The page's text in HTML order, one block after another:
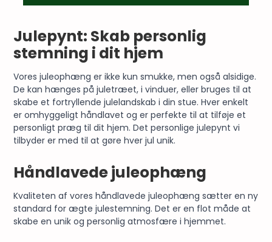
Julepynt: Skab personlig
stemning i dit hjem
Vores juleophæng er ikke kun smukke, men også alsidige.
De kan hænges på juletræet, i vinduer, eller bruges til at
skabe et fortryllende julelandskab i din stue. Hver enkelt
er omhyggeligt håndlavet og er perfekte til at tilføje et
personligt præg til dit hjem. Det personlige julepynt vi
tilbyder er med til at gøre hverjulunik.
Håndlavede juleophæng
Kvaliteten af vores håndlavede juleophæng sætter en ny
standard for ægte julestemning. Det er en flot måde at
skabe en unik og personlig atmosfære i hjemmet.